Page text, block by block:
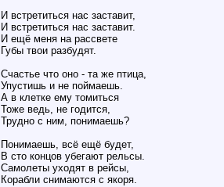
И встретиться нас заставит,
И встретиться нас заставит.
И ещё меня на рассвете
Губы твои разбудят.
Счастье что оно - та же птица,
Упустишь и не поймаешь.
А в клетке ему томиться
Тоже ведь, не годится,
Трудно с ним, понимаешь?
Понимаешь, всё ещё будет,
В сто концов убегают рельсы.
Самолеты уходят в рейсы,
Корабли снимаются с якоря.